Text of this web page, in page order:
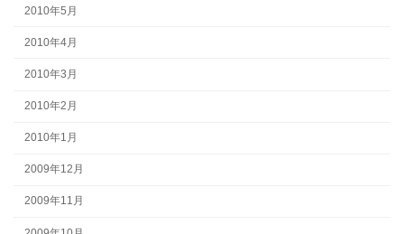
2010年5月
2010年4月
2010年3月
2010年2月
2010年1月
2009年12月
2009年11月